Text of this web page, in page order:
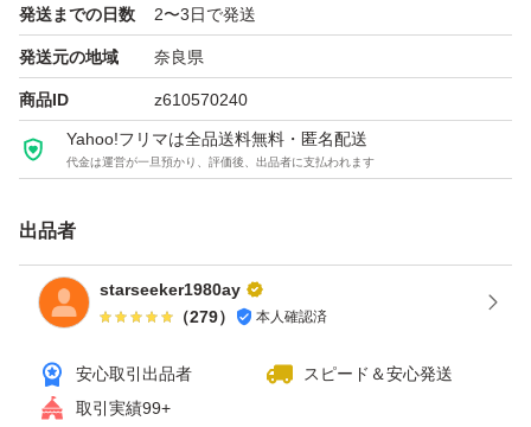
行い、品質を徹底管理しています。
■お手入れ/取り扱い注意事項
直射日光や湿気を避けて保存してください。開封後はでき
るだけ早くご使用いただくことを推奨し、風味保持のため
■発送・注文に関する情報や注意事項
ご注文いただいた商品は迅速に発送いたします。発送にあ
たり注意を払いますが、万が一不具合があった場合は受取
後7日以内にお知らせください。
発送までの日数 2〜3日で発送
発送元の地域 奈良県
商品ID z610570240
Yahoo!フリマは全品送料無料・匿名配送
代金は運営が一旦預かり、評価後、出品者に支払われます
出品者
starseeker1980ay
（279） 本人確認済
安心取引出品者
スピード＆安心発送
取引実績99+